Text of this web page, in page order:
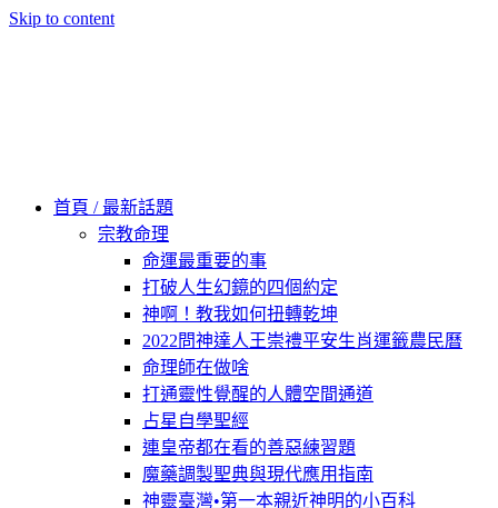
Skip to content
首頁 / 最新話題
宗教命理
命運最重要的事
打破人生幻鏡的四個約定
神啊！教我如何扭轉乾坤
2022問神達人王崇禮平安生肖運籤農民曆
命理師在做啥
打通靈性覺醒的人體空間通道
占星自學聖經
連皇帝都在看的善惡練習題
魔藥調製聖典與現代應用指南
神靈臺灣•第一本親近神明的小百科